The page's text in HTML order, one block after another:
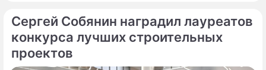
талантов.
Сергей Собянин наградил лауреатов
конкурса лучших строительных
проектов